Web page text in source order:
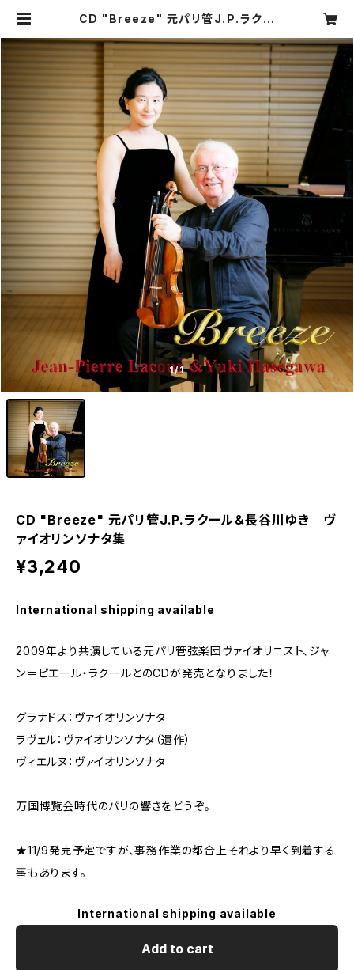
CD "Breeze" 元パリ管J.P.ラクー
集 | 長谷川ゆき（指揮・ピアノ）公式C
Dショップ
1/1
CD "Breeze" 元パリ管J.P.ラクール＆長谷川ゆき ヴ
ァイオリンソナタ集
¥3,240
International shipping available
2009年より共演している元パリ管弦楽団ヴァイオリニスト、ジャ
ン＝ピエール・ラクールとのCDが発売となりました！
グラナドス：ヴァイオリンソナタ
ラヴェル：ヴァイオリンソナタ（遺作）
ヴィエルヌ：ヴァイオリンソナタ
万国博覧会時代のパリの響きをどうぞ。
★11/9発売予定ですが、事務作業の都合上それより早く到着する
事もあります。
International shipping available
Add to cart